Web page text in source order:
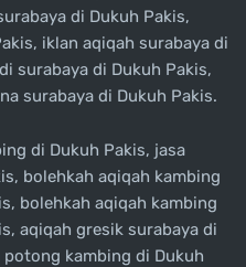
di Dukuh Pakis,
iklan aqiqah surabaya di
surabaya di Dukuh Pakis,
surabaya di Dukuh Pakis.
di Dukuh Pakis, jasa
bolehkah aqiqah kambing
bolehkah aqiqah kambing
aqiqah gresik surabaya di
kambing di Dukuh